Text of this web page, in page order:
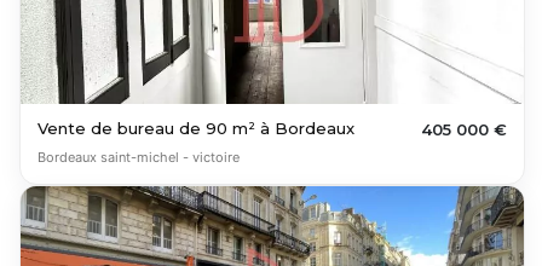
Vente de bureau de 90 m² à Bordeaux 405 000 €
Bordeaux saint-michel - victoire